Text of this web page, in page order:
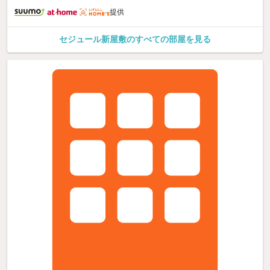
提供
セジュール新屋敷のすべての部屋を見る